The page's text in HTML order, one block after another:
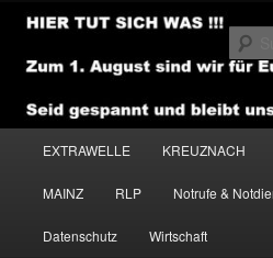
Zum
primären
Inhalt
EXTRAWELLE KREUZNACH
MAINZ RLP Notrufe &
Datenschutz Wirtschaft